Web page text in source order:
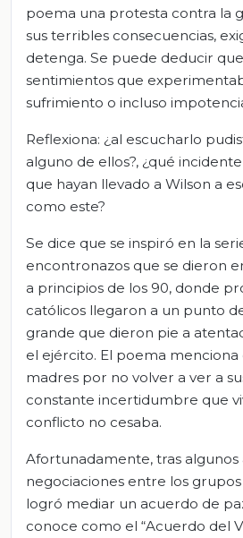
poema una protesta contra la
sus terribles consecuencias,
detenga. Se puede deducir
sentimientos que
sufrimiento o incluso
Reflexiona: ¿al escucharlo
alguno de ellos?, ¿qué
que hayan llevado a Wilson a
como este?
Se dice que se inspiró en la
encontronazos que se dieron
a principios de los 90, donde
católicos llegaron a un punto
grande que dieron pie a
el ejército. El poema menciona
madres por no volver a ver a
constante incertidumbre que
conflicto no cesaba.
Afortunadamente, tras algunos
negociaciones entre los grupos
logró mediar un acuerdo de
conoce como el “Acuerdo del